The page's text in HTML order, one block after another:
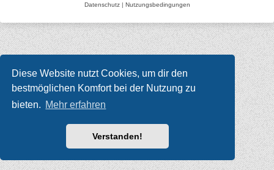
Diese Website nutzt Cookies, um dir den
bestmöglichen Komfort bei der Nutzung zu
bieten. Mehr erfahren
Verstanden!
Datenschutz| Nutzungsbedingungen